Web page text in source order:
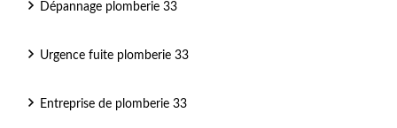
Dépannage plomberie 33
Urgence fuite plomberie 33
Entreprise de plomberie 33